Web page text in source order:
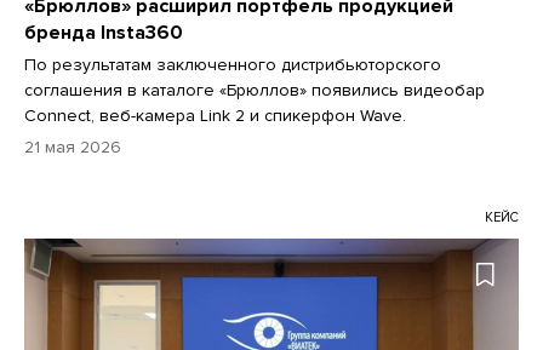
«Брюллов» расширил портфель продукцией
бренда Insta360
По результатам заключенного дистрибьюторского
соглашения в каталоге «Брюллов» появились видеобар
Connect, веб-камера Link 2 и спикерфон Wave.
21 мая 2026
КЕЙС